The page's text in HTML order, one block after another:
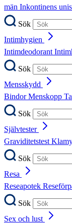
män Inkontinens
Sök
Intimhygien
Intimdeodorant
Sök
Mensskydd
BindorMenskopp
Sök
Självtester
Graviditetstest
Sök
Resa
Reseapotek
Sök
Sex och lust